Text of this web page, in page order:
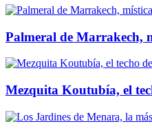
Palmeral de Marrakech,
Mezquita Koutubía, el